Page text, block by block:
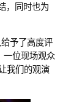
，同时也为
予了高度评
一位现场观众
我们的观演